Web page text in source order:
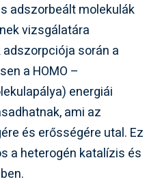
adszorbeált molekulák
vizsgálatára
során a
a HOMO –
energiái
ami az
és erősségére utal. Ez
a heterogén katalízis és